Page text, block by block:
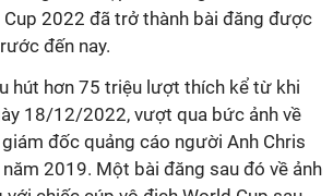
2022 đã trở thành bài đăng được
đến nay.
hút hơn 75 triệu lượt thích kể từ khi
18/12/2022, vượt qua bức ảnh về
đốc quảng cáo người Anh Chris
2019. Một bài đăng sau đó về ảnh